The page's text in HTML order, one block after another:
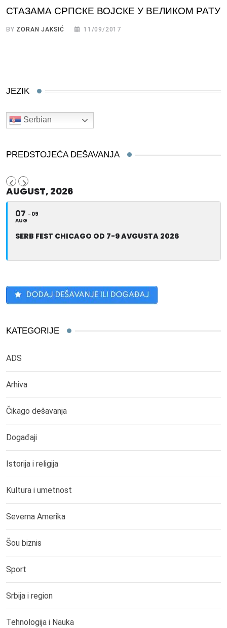
СТАЗАМА СРПСКЕ ВОЈСКЕ У ВЕЛИКОМ РАТУ
BY ZORAN JAKSIĆ 11/09/2017
JEZIK
Serbian
PREDSTOJEĆA DEŠAVANJA
AUGUST, 2026
07
AUG
09
SERB FEST CHICAGO OD 7-9 AVGUSTA 2026
KATEGORIJE
ADS
Arhiva
Čikago dešavanja
Događaji
Istorija i religija
Kultura i umetnost
Severna Amerika
Šou biznis
Sport
Srbija i region
Tehnologija i Nauka